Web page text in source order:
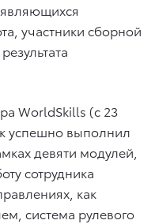
участники сборной
WorldSkills (с 23
успешно выполнил
девяти модулей,
сотрудника
как
система рулевого